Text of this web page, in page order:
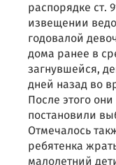
распорядке ст.
извещении
годовалой
дома ранее в
загнувшейся,
дней назад во
После этого
постановили
Отмечалось
ребятенка